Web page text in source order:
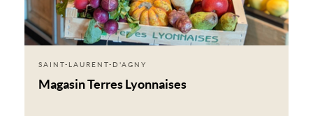
SAINT-LAURENT-D'AGNY
Magasin Terres Lyonnaises